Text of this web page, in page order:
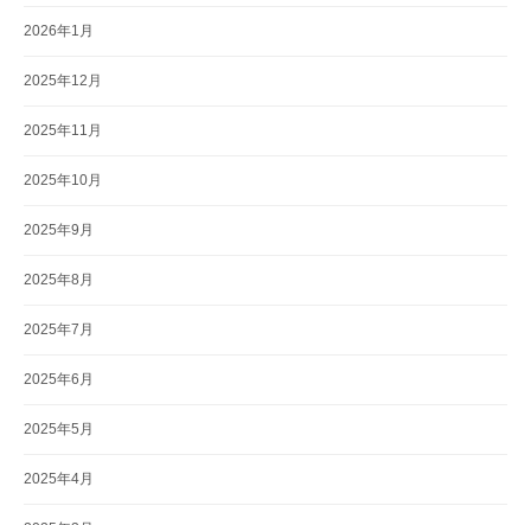
2026年1月
2025年12月
2025年11月
2025年10月
2025年9月
2025年8月
2025年7月
2025年6月
2025年5月
2025年4月